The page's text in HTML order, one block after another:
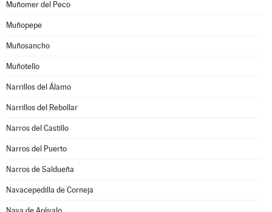
Muñomer del Peco
Muñopepe
Muñosancho
Muñotello
Narrillos del Álamo
Narrillos del Rebollar
Narros del Castillo
Narros del Puerto
Narros de Saldueña
Navacepedilla de Corneja